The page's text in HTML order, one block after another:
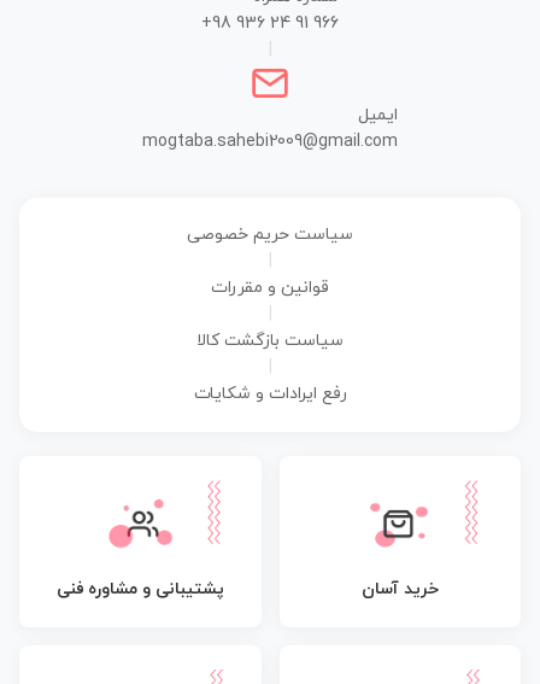
+98 936 24 91 966
ایمیل
mogtaba.sahebi2009@gmail.com
سیاست حریم خصوصی
قوانین و مقررات
سیاست بازگشت کالا
رفع ایرادات و شکایات
خرید آسان پشتیبانی و مشاوره فنی